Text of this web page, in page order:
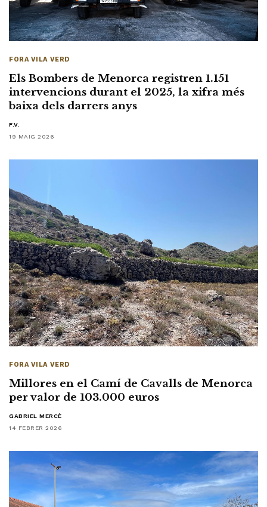
FORA VILA VERD
Els Bombers de Menorca registren 1.151
intervencions durant el 2025, la xifra més
baixa dels darrers anys
F.V.
19 MAIG 2026
FORA VILA VERD
Millores en el Camí de Cavalls de Menorca
per valor de 103.000 euros
GABRIEL MERCÈ
14 FEBRER 2026